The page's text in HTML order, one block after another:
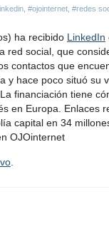
#ojointernet #redes
ha recibido LinkedIn
red social, que
contactos que
y hace poco situó su
financiación tiene
en Europa. Enlaces
capital en 34
OJOinternet